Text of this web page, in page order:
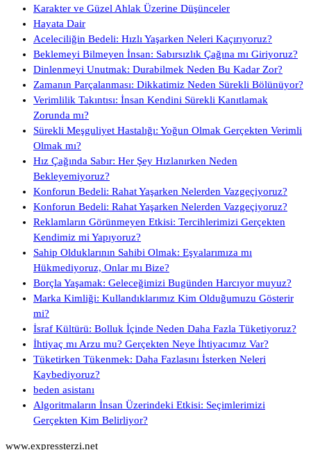
Karakter ve Güzel Ahlak Üzerine Düşünceler
Hayata Dair
Aceleciliğin Bedeli: Hızlı Yaşarken Neleri Kaçırıyoruz?
Beklemeyi Bilmeyen İnsan: Sabırsızlık Çağına mı Giriyoruz?
Dinlenmeyi Unutmak: Durabilmek Neden Bu Kadar Zor?
Zamanın Parçalanması: Dikkatimiz Neden Sürekli Bölünüyor?
Verimlilik Takıntısı: İnsan Kendini Sürekli Kanıtlamak
Zorunda mı?
Sürekli Meşguliyet Hastalığı: Yoğun Olmak Gerçekten Verimli
Olmak mı?
Hız Çağında Sabır: Her Şey Hızlanırken Neden
Bekleyemiyoruz?
Konforun Bedeli: Rahat Yaşarken Nelerden Vazgeçiyoruz?
Konforun Bedeli: Rahat Yaşarken Nelerden Vazgeçiyoruz?
Reklamların Görünmeyen Etkisi: Tercihlerimizi Gerçekten
Kendimiz mi Yapıyoruz?
Sahip Olduklarının Sahibi Olmak: Eşyalarımıza mı
Hükmediyoruz, Onlar mı Bize?
Borçla Yaşamak: Geleceğimizi Bugünden Harcıyor muyuz?
Marka Kimliği: Kullandıklarımız Kim Olduğumuzu Gösterir
mi?
İsraf Kültürü: Bolluk İçinde Neden Daha Fazla Tüketiyoruz?
İhtiyaç mı Arzu mu? Gerçekten Neye İhtiyacımız Var?
Tüketirken Tükenmek: Daha Fazlasını İsterken Neleri
Kaybediyoruz?
beden asistanı
Algoritmaların İnsan Üzerindeki Etkisi: Seçimlerimizi
Gerçekten Kim Belirliyor?
www.expressterzi.net